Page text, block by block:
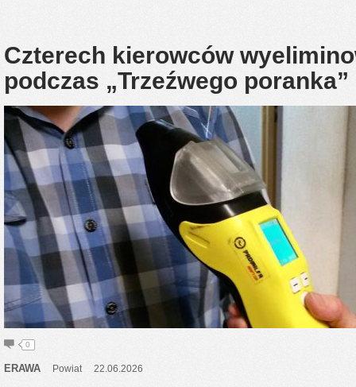
Czterech kierowców
podczas „Trzeźwego poranka”
0
ERAWA Powiat 22.06.2026